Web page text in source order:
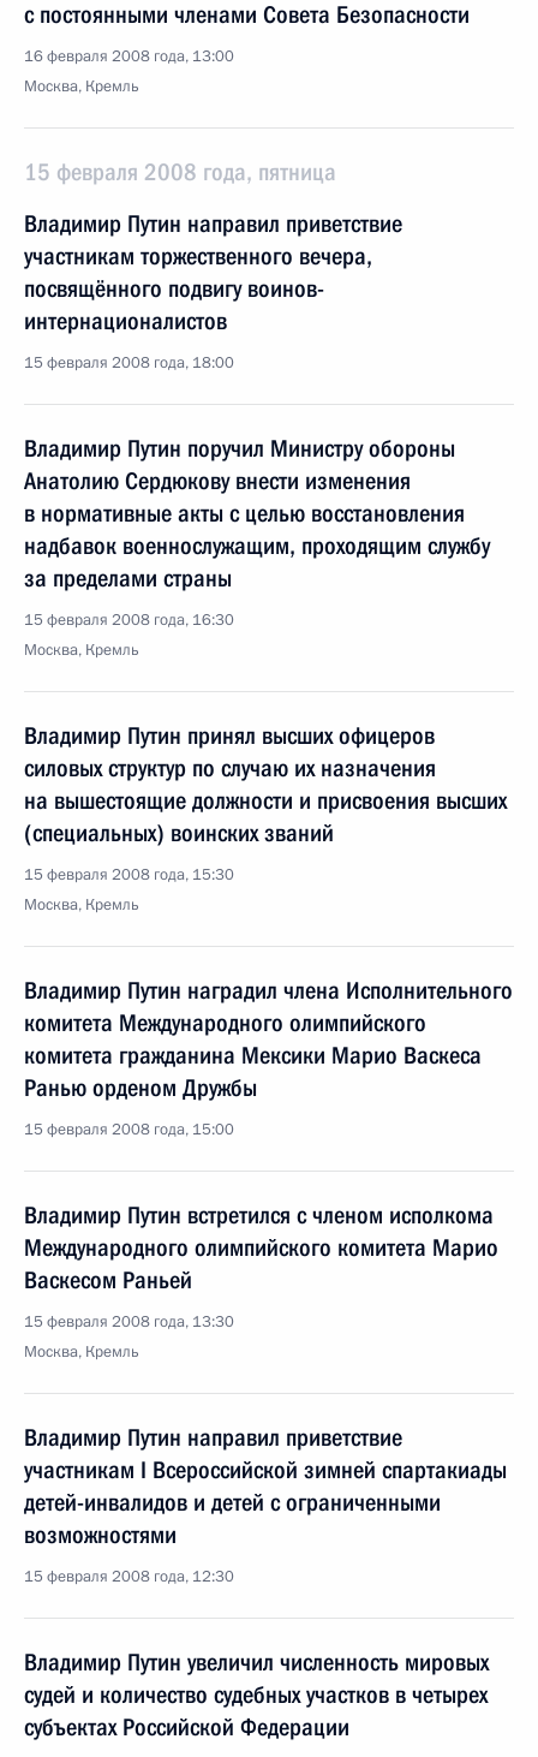
с постоянными членами Совета Безопасности
16 февраля 2008 года, 13:00
Москва, Кремль
15 февраля 2008 года, пятница
Владимир Путин направил приветствие
участникам торжественного вечера,
посвящённого подвигу воинов-
интернационалистов
15 февраля 2008 года, 18:00
Владимир Путин поручил Министру обороны
Анатолию Сердюкову внести изменения
в нормативные акты с целью восстановления
надбавок военнослужащим, проходящим службу
за пределами страны
15 февраля 2008 года, 16:30
Москва, Кремль
Владимир Путин принял высших офицеров
силовых структур по случаю их назначения
на вышестоящие должности и присвоения высших
(специальных) воинских званий
15 февраля 2008 года, 15:30
Москва, Кремль
Владимир Путин наградил члена Исполнительного
комитета Международного олимпийского
комитета гражданина Мексики Марио Васкеса
Ранью орденом Дружбы
15 февраля 2008 года, 15:00
Владимир Путин встретился с членом исполкома
Международного олимпийского комитета Марио
Васкесом Раньей
15 февраля 2008 года, 13:30
Москва, Кремль
Владимир Путин направил приветствие
участникам I Всероссийской зимней спартакиады
детей-инвалидов и детей с ограниченными
возможностями
15 февраля 2008 года, 12:30
Владимир Путин увеличил численность мировых
судей и количество судебных участков в четырех
субъектах Российской Федерации